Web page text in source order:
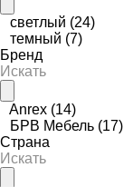
светлый (24)
темный (7)
Бренд
Anrex (14)
БРВ Мебель (17)
Страна